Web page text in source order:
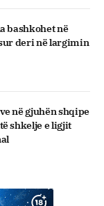
bashkohet në
deri në largimin
në gjuhën shqipe
shkelje e ligjit